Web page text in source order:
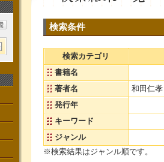
検索条件
検索カテゴリ
書籍名
著者名
和田仁孝
発行年
キーワード
ジャンル
※検索結果はジャンル順です。